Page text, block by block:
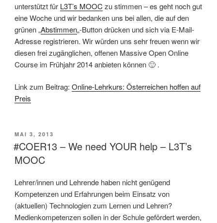
unterstützt für L3T’s MOOC zu stimmen – es geht noch gut
eine Woche und wir bedanken uns bei allen, die auf den
grünen „Abstimmen„-Button drücken und sich via E-Mail-
Adresse registrieren. Wir würden uns sehr freuen wenn wir
diesen frei zugänglichen, offenen Massive Open Online
Course im Frühjahr 2014 anbieten können 🙂 .
Link zum Beitrag: Online-Lehrkurs: Österreichen hoffen auf
Preis
VERÖFFENTLICHT
AM
MAI 3, 2013
#COER13 – We need YOUR help – L3T’s
MOOC
Lehrer/innen und Lehrende haben nicht genügend
Kompetenzen und Erfahrungen beim Einsatz von
(aktuellen) Technologien zum Lernen und Lehren?
Medienkompetenzen sollen in der Schule gefördert werden,